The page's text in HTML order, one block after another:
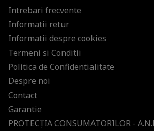
Intrebari frecvente
Informatii retur
Informatii despre cookies
Termeni si Conditii
Politica de Confidentialitate
Despre noi
Contact
Garantie
PROTECŢIA CONSUMATORILOR -